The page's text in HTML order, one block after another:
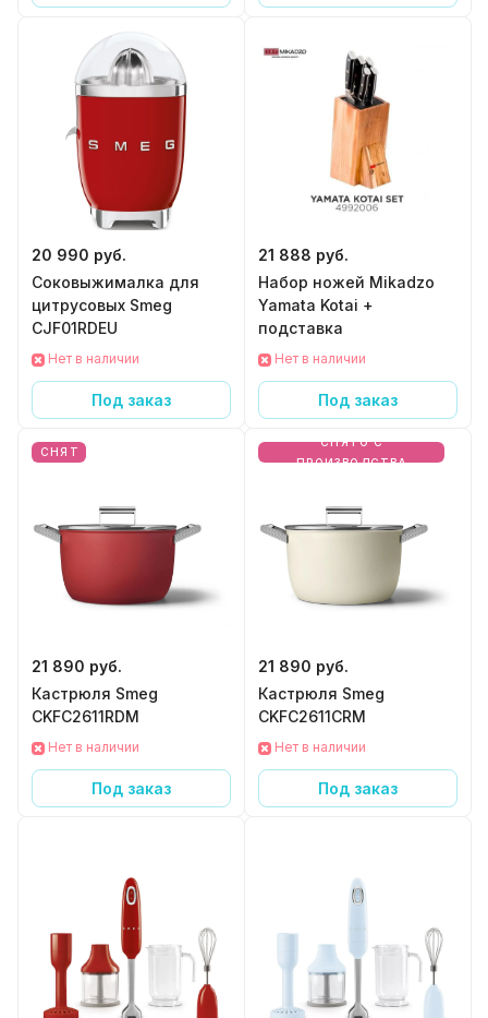
20 990 руб.
Соковыжималка для
цитрусовых Smeg
CJF01RDEU
Нет в наличии
Под заказ
21 888 руб.
Набор ножей Mikadzo
Yamata Kotai +
подставка
Нет в наличии
Под заказ
СНЯТ
21 890 руб.
Кастрюля Smeg
CKFC2611RDM
Нет в наличии
Под заказ
СНЯТО С
ПРОИЗВОДСТВА
21 890 руб.
Кастрюля Smeg
CKFC2611CRM
Нет в наличии
Под заказ